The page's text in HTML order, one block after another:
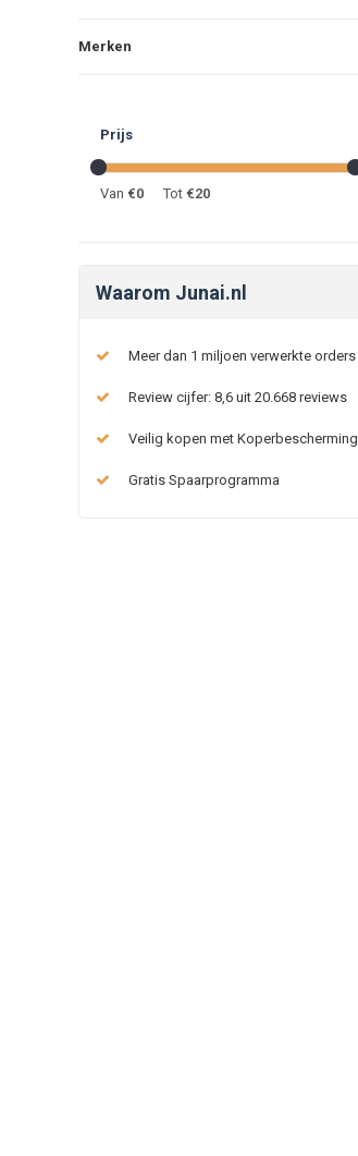
Merken
Prijs
Van €0 Tot €20
Waarom Junai.nl
Meer dan 1 miljoen verwerkte orders
Review cijfer: 8,6 uit 20.668 reviews
Veilig kopen met Koperbescherming
Gratis Spaarprogramma